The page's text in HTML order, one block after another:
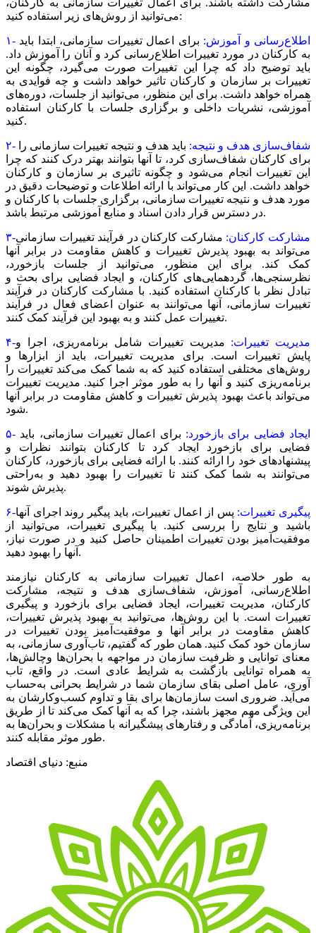
می‌توانید از روش‌های زیر استفاده کنید:
۱- اطلاع‌‌‌رسانی و آموزش: برای اعمال تغییرات سازمانی، ابتدا باید
به کارکنان در مورد تغییرات اطلاع‌‌‌رسانی کرد و آنان را آموزش داد.
باید توضیح داد که چرا این تغییرات صورت می‌گیرد، چگونه این
تغییرات بر سازمان و کارکنان تاثیر خواهد داشت و چه فوایدی به
همراه خواهد داشت. برای این منظور، می‌توانید از جلسات، دوره‌‌‌های
آموزشی، نشریات داخلی و برگزاری جلسات با کارکنان استفاده
کنید.
۲- شفاف‌سازی هدف و نتیجه: باید هدف و نتیجه تغییرات سازمانی را
برای کارکنان شفاف‌سازی کرد، تا آنها بتوانند بهتر درک کنند که چرا
این تغییرات انجام می‌شود و چگونه تاثیری بر سازمان و کارکنان
خواهد داشت. این کار می‌تواند با ارائه اطلاعات و توضیحات دقیق در
مورد هدف و نتیجه تغییرات سازمانی، برگزاری جلسات با کارکنان و
در دسترس قرار دادن اسناد و منابع آموزشی مرتبط باشد.
۳-مشارکت کارکنان: مشارکت کارکنان در فرآیند تغییرات سازمانی
می‌تواند به بهبود پذیرش تغییرات و کاهش مقاومت در برابر آنها
کمک کند. برای این منظور، می‌توانید از جلسات بازخورد،
نظرسنجی‌‌‌ها، گردهمایی‌‌‌های کارکنان، و ایجاد فضایی برای بحث و
تبادل نظر با کارکنان استفاده کنید. با مشارکت کارکنان در فرآیند
تغییرات سازمانی، آنها می‌توانند به عنوان اعضای فعال در فرآیند
تغییرات عمل کنند و به بهبود این فرآیند کمک کنند.
۴-مدیریت تغییرات: مدیریت تغییرات شامل برنامه‌‌‌ریزی، اجرا و
پایش تغییرات است. برای مدیریت تغییرات، باید از ابزارها و
روش‌های مختلفی استفاده کنید که به شما کمک می‌کند تغییرات را
برنامه‌‌‌ریزی کنید و آنها را به طور موثر اجرا کنید. مدیریت تغییرات
می‌تواند باعث بهبود پذیرش تغییرات و کاهش مقاومت در برابر آنها
شود.
۵- ایجاد فضایی برای بازخورد: برای اعمال تغییرات سازمانی، باید
فضایی برای بازخورد ایجاد کرد تا کارکنان بتوانند نظرات و
پیشنهادهای خود را ارائه کنند. با ارائه فضایی برای بازخورد، کارکنان
می‌توانند به شما کمک کنند تا تغییرات را بهبود دهید و به‌راحتی
پذیرش شوند.
۶-پیگیری تغییرات: پس از اعمال تغییرات، باید پیگیر روند اجرای آنها
باشید و نتایج را بررسی کنید. با پیگیری تغییرات، می‌توانید از
موفقیت‌آمیز بودن تغییرات اطمینان حاصل کنید و در صورت نیاز،
آنها را بهبود دهید.
به طور خلاصه، اعمال تغییرات سازمانی به کارکنان نیازمند
اطلاع‌‌‌رسانی، آموزش، شفاف‌سازی هدف و نتیجه، مشارکت
کارکنان، مدیریت تغییرات، ایجاد فضایی برای بازخورد و پیگیری
تغییرات است. با این روش‌ها، می‌توانید به بهبود پذیرش تغییرات،
کاهش مقاومت در برابر آنها و موفقیت‌آمیز بودن تغییرات در
سازمان خود کمک کنید. همان طور که گفتیم، تاب‌آوری سازمانی، به
معنای توانایی و ظرفیت سازمان در مواجهه با بحران‌ها وچالش‌‌‌ها،
به همراه توانایی بازگشت به شرایط عادی است. در واقع، تاب
آوری، عامل اصلی بقای سازمان شما در شرایط بحرانی به‌حساب
می‌‌‌آید. ضروری‌‌‌ است سازمان‌ها برای بقا و تداوم کسب‌و‌کارشان به
این ویژگی مهم مجهز باشند، چرا که به آنها کمک می‌کند تا از طریق
برنامه‌ریزی، آمادگی و رفتارهای پیشگیرانه با مشکلات و بحران‌ها به
طور موثر مقابله کنند.
منبع: دنیای اقتصاد